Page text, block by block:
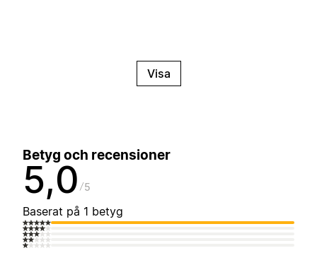
Visa
Betyg och recensioner
5,0 5
Baserat på 1 betyg